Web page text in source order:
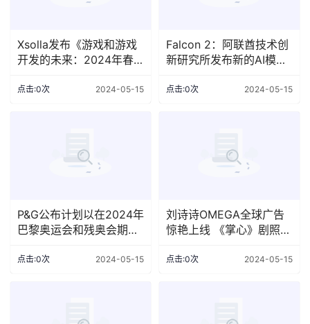
Xsolla发布《游戏和游戏
开发的未来：2024年春
析》季度洞察报告
点击:0次 2024-05-15
Falcon 2：阿联酋技术创
新研究所发布新的AI模型
Llama 3
点击:0次 2024-05-15
P&G公布计划以在2024年
巴黎奥运会和残奥会期间
点击:0次 2024-05-15
刘诗诗OMEGA全球广告
惊艳上线 《掌心》剧照眼
点击:0次 2024-05-15